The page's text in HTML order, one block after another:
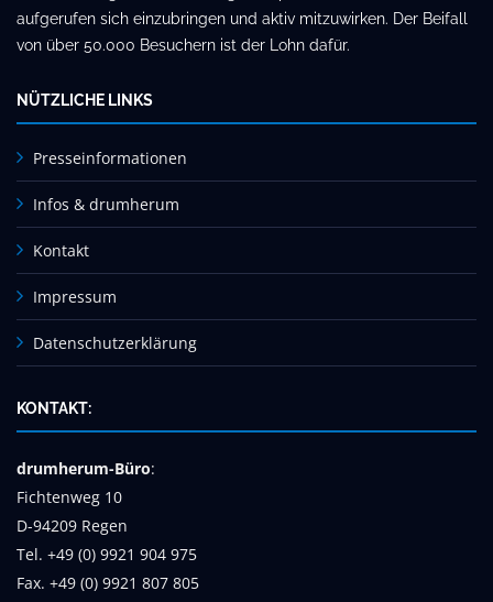
aufgerufen sich einzubringen und aktiv mitzuwirken. Der Beifall
von über 50.000 Besuchern ist der Lohn dafür.
NÜTZLICHE LINKS
Presseinformationen
Infos & drumherum
Kontakt
Impressum
Datenschutzerklärung
KONTAKT:
drumherum-Büro:
Fichtenweg 10
D-94209 Regen
Tel. +49 (0) 9921 904 975
Fax. +49 (0) 9921 807 805